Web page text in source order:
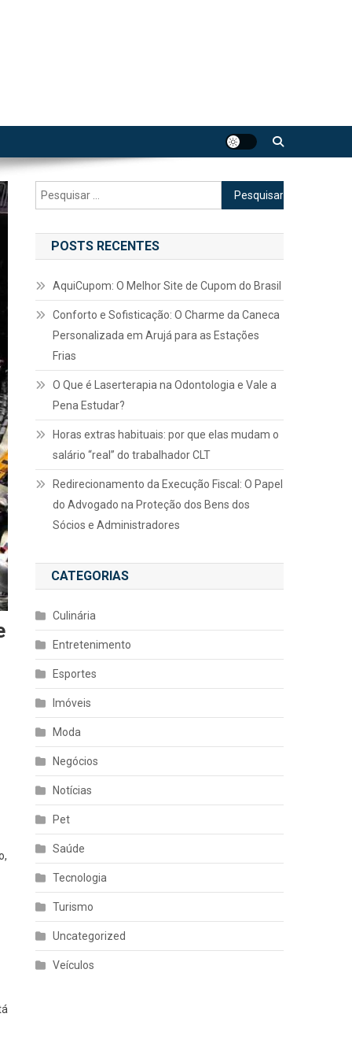
Pesquisar
por:
POSTS RECENTES
AquiCupom: O Melhor Site de Cupom do Brasil
Conforto e Sofisticação: O Charme da Caneca
Personalizada em Arujá para as Estações
Frias
O Que é Laserterapia na Odontologia e Vale a
Pena Estudar?
Horas extras habituais: por que elas mudam o
salário “real” do trabalhador CLT
Redirecionamento da Execução Fiscal: O Papel
do Advogado na Proteção dos Bens dos
Sócios e Administradores
CATEGORIAS
Culinária
Entretenimento
Esportes
Imóveis
Moda
Negócios
Notícias
Pet
Saúde
Tecnologia
Turismo
Uncategorized
Veículos